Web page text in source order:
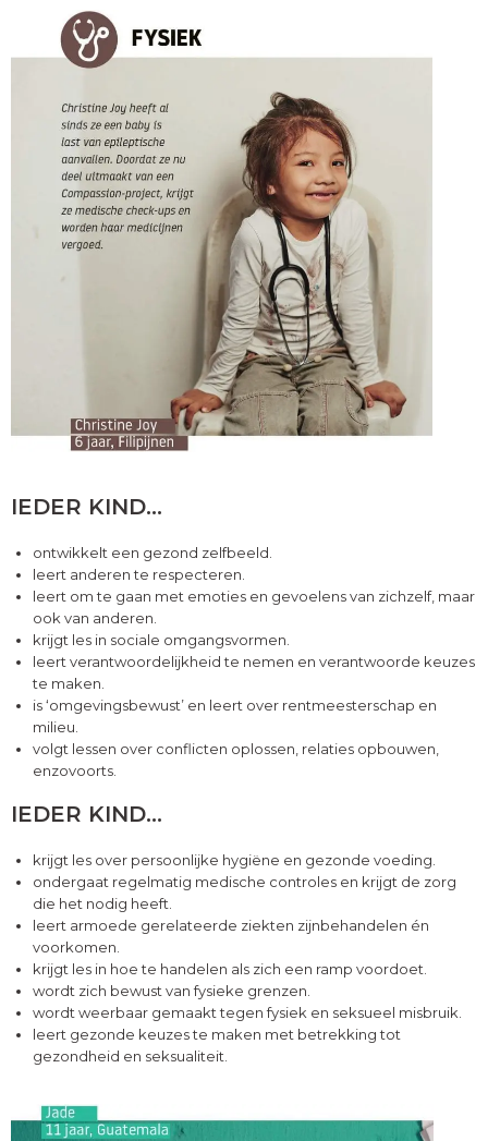
IEDER KIND…
ontwikkelt een gezond zelfbeeld.
leert anderen te respecteren.
leert om te gaan met emoties en gevoelens van zichzelf, maar
ook van anderen.
krijgt les in sociale omgangsvormen.
leert verantwoordelijkheid te nemen en verantwoorde keuzes
te maken.
is ‘omgevingsbewust’ en leert over rentmeesterschap en
milieu.
volgt lessen over conflicten oplossen, relaties opbouwen,
enzovoorts.
IEDER KIND…
krijgt les over persoonlijke hygiëne en gezonde voeding.
ondergaat regelmatig medische controles en krijgt de zorg
die het nodig heeft.
leert armoede gerelateerde ziekten zijnbehandelen én
voorkomen.
krijgt les in hoe te handelen als zich een ramp voordoet.
wordt zich bewust van fysieke grenzen.
wordt weerbaar gemaakt tegen fysiek en seksueel misbruik.
leert gezonde keuzes te maken met betrekking tot
gezondheid en seksualiteit.